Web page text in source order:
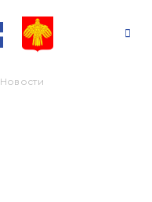
Новости